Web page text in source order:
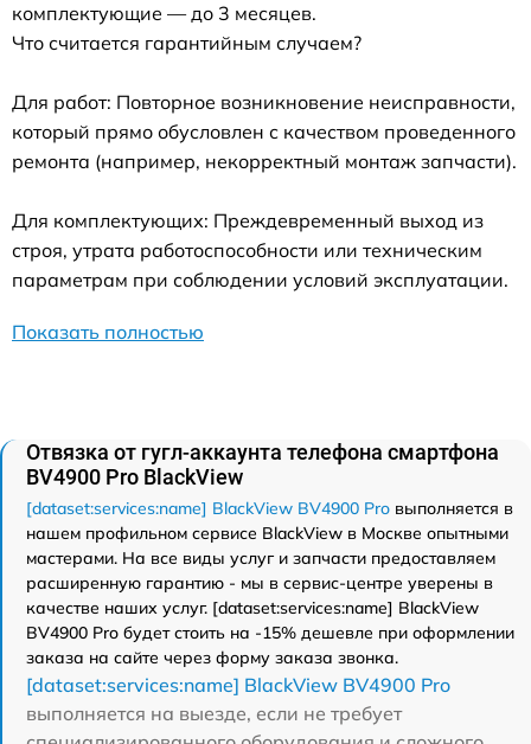
комплектующие — до 3 месяцев.
Что считается гарантийным случаем?
Для работ: Повторное возникновение неисправности,
который прямо обусловлен с качеством проведенного
ремонта (например, некорректный монтаж запчасти).
Для комплектующих: Преждевременный выход из
строя, утрата работоспособности или техническим
параметрам при соблюдении условий эксплуатации.
Показать полностью
Отвязка от гугл-аккаунта телефона смартфона
BV4900 Pro BlackView
[dataset:services:name] BlackView BV4900 Pro выполняется в
нашем профильном сервисе BlackView в Москве опытными
мастерами. На все виды услуг и запчасти предоставляем
расширенную гарантию - мы в сервис-центре уверены в
качестве наших услуг. [dataset:services:name] BlackView
BV4900 Pro будет стоить на -15% дешевле при оформлении
заказа на сайте через форму заказа звонка.
[dataset:services:name] BlackView BV4900 Pro
выполняется на выезде, если не требует